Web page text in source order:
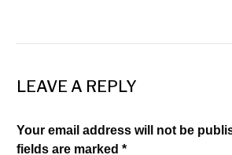
LEAVE A REPLY
Your email address will not be
fields are marked *